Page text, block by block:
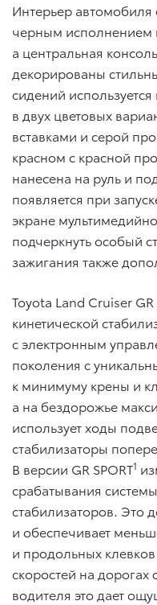
Интерьер автомобиля
черным исполнением
а центральная
декорированы
сидений
в двух цветовых
вставками и серой
красном с красной
нанесена на руль и
появляется при
экране
подчеркнуть особый
зажигания также
Toyota Land Cruiser GR
кинетической
с электронным
поколения с
к минимуму крены и
а на бездорожье
использует ходы
стабилизаторы
В версии GR SPORT1
срабатывания
стабилизаторов. Это
и обеспечивает
и продольных
скоростей на
водителя это дает